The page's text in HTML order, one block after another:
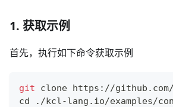
1. 获取示例
首先，执行如下命令获取示例
git clone https://
cd ./kcl-lang.io/examples/